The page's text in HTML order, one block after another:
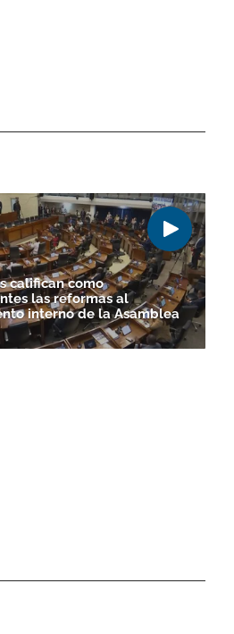
califican como
las reformas al
interno de la Asamblea